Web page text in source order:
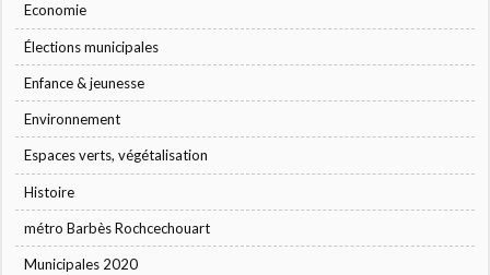
Economie
Élections municipales
Enfance & jeunesse
Environnement
Espaces verts, végétalisation
Histoire
métro Barbès Rochcechouart
Municipales 2020